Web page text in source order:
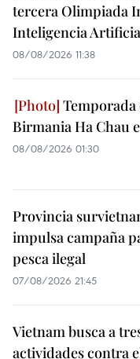
tercera Olimpiada
Inteligencia
08/08/2026 11:38
Temporada
Birmania Ha Chau
08/08/2026 01:30
Provincia
impulsa campaña
pesca ilegal
07/08/2026 21:45
Vietnam busca a
actividades contra